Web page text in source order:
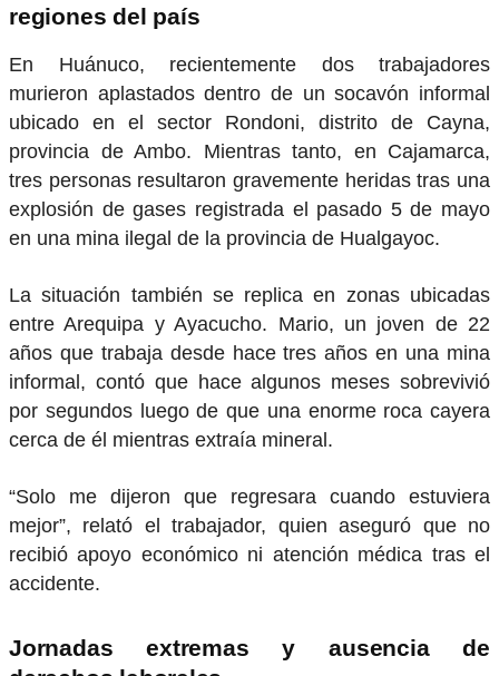
regiones del país
En Huánuco, recientemente dos trabajadores
murieron aplastados dentro de un socavón informal
ubicado en el sector Rondoni, distrito de Cayna,
provincia de Ambo. Mientras tanto, en Cajamarca,
tres personas resultaron gravemente heridas tras una
explosión de gases registrada el pasado 5 de mayo
en una mina ilegal de la provincia de Hualgayoc.
La situación también se replica en zonas ubicadas
entre Arequipa y Ayacucho. Mario, un joven de 22
años que trabaja desde hace tres años en una mina
informal, contó que hace algunos meses sobrevivió
por segundos luego de que una enorme roca cayera
cerca de él mientras extraía mineral.
“Solo me dijeron que regresara cuando estuviera
mejor”, relató el trabajador, quien aseguró que no
recibió apoyo económico ni atención médica tras el
accidente.
Jornadas extremas y ausencia de